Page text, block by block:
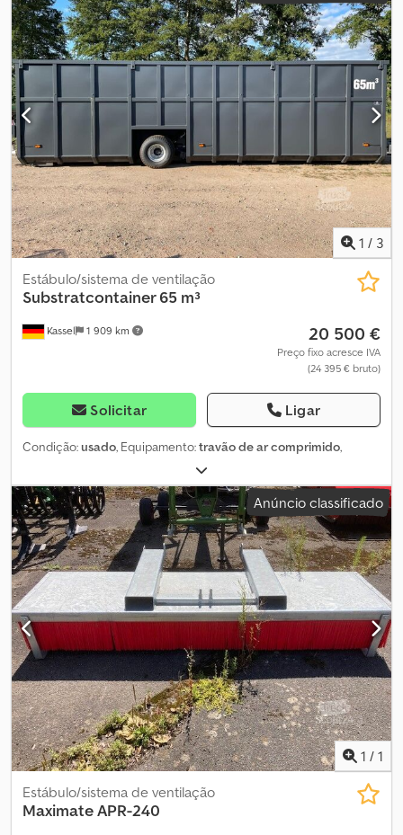
1 / 3
Kassel 1 909 km
Estábulo/sistema de ventilação
Substratcontainer 65 m³
20 500 €
Preço fixo acresce IVA
(24 395 € bruto)
Solicitar Ligar
Condição:usado, Equipamento:travão de ar comprimido,
Anúncio classificado
1 / 1
Estábulo/sistema de ventilação
Maximate APR-240